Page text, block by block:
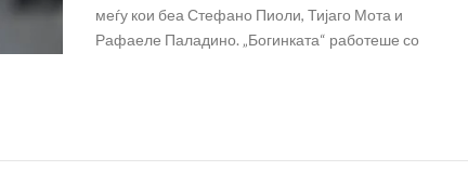
меѓу кои беа Стефано Пиоли, Тијаго Мота и
Рафаеле Паладино. „Богинката“ работеше со